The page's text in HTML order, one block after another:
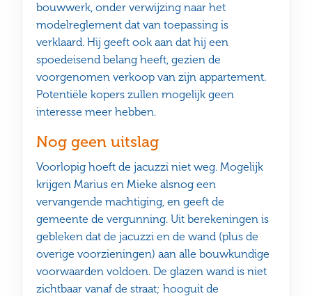
bouwwerk, onder verwijzing naar het
modelreglement dat van toepassing is
verklaard. Hij geeft ook aan dat hij een
spoedeisend belang heeft, gezien de
voorgenomen verkoop van zijn appartement.
Potentiële kopers zullen mogelijk geen
interesse meer hebben.
Nog geen uitslag
Voorlopig hoeft de jacuzzi niet weg. Mogelijk
krijgen Marius en Mieke alsnog een
vervangende machtiging, en geeft de
gemeente de vergunning. Uit berekeningen is
gebleken dat de jacuzzi en de wand (plus de
overige voorzieningen) aan alle bouwkundige
voorwaarden voldoen. De glazen wand is niet
zichtbaar vanaf de straat; hooguit de